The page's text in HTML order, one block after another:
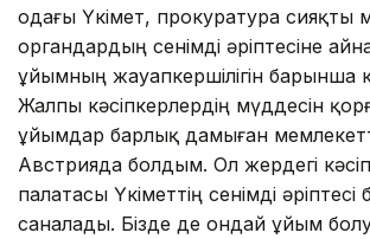
одағы Үкімет, прокуратура сияқты
органдардың сенімді әріптесіне
ұйымның жауапкершілігін барынша
Жалпы кәсіпкерлердің мүддесін
ұйымдар барлық дамыған
Австрияда болдым. Ол жердегі
палатасы Үкіметтің сенімді әріптесі
саналады. Бізде де ондай ұйым